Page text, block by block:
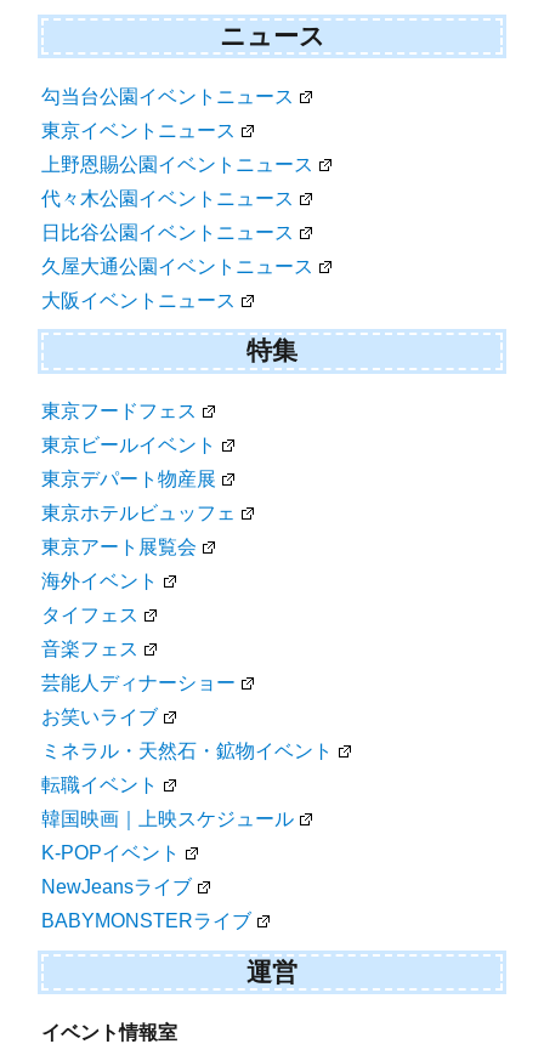
ニュース
勾当台公園イベントニュース
東京イベントニュース
上野恩賜公園イベントニュース
代々木公園イベントニュース
日比谷公園イベントニュース
久屋大通公園イベントニュース
大阪イベントニュース
特集
東京フードフェス
東京ビールイベント
東京デパート物産展
東京ホテルビュッフェ
東京アート展覧会
海外イベント
タイフェス
音楽フェス
芸能人ディナーショー
お笑いライブ
ミネラル・天然石・鉱物イベント
転職イベント
韓国映画｜上映スケジュール
K-POPイベント
NewJeansライブ
BABYMONSTERライブ
運営
イベント情報室